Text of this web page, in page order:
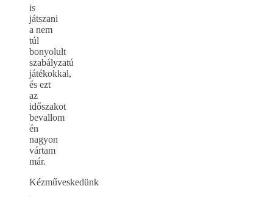
is
játszani
a nem
túl
bonyolult
szabályzatú
játékokkal,
és ezt
az
időszakot
bevallom
én
nagyon
vártam
már.
Kézműveskedünk